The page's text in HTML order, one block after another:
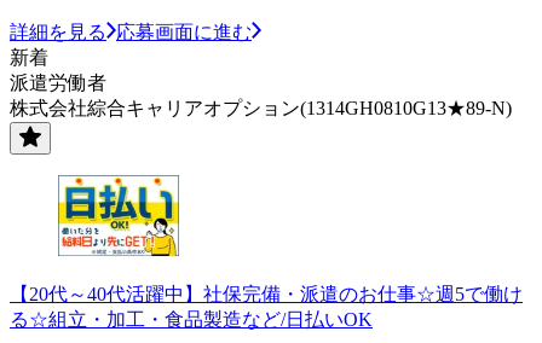
詳細を見る
応募画面に進む
新着
派遣労働者
株式会社綜合キャリアオプション(1314GH0810G13★89-N)
【20代～40代活躍中】社保完備・派遣のお仕事☆週5で働け
る☆組立・加工・食品製造など/日払いOK